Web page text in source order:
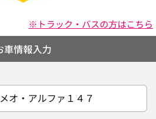
※トラック・バスの方はこちら
車情報入力
オ・アルファ１４７